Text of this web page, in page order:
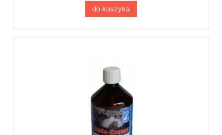
do koszyka